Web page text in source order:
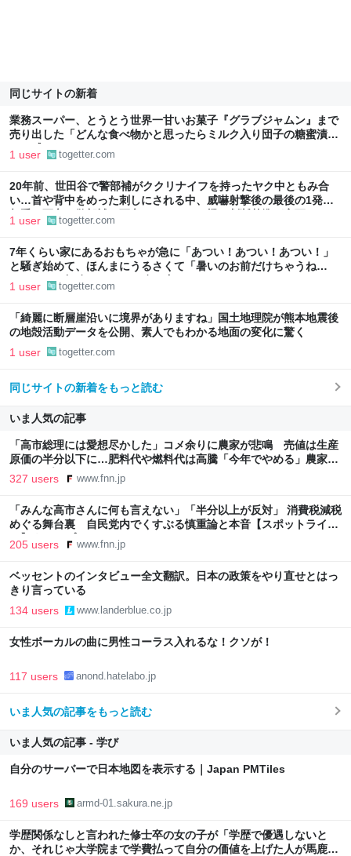
同じサイトの新着
業務スーパー、とうとう世界一甘いお菓子『グラブジャムン』まで
売り出した「どんな食べ物かと思ったらミルク入り団子の糖蜜漬け
って感じなのか…」
1 user togetter.com
20年前、世田谷で警部補がククリナイフを持ったヤク中ともみ合
い…首や背中をめった刺しにされる中、威嚇射撃後の最後の1発で
相手は死亡、警部補も死亡した→これを機に判断基準が変更
1 user togetter.com
7年くらい家にあるおもちゃが急に「あつい！あつい！あつい！」
と騒ぎ始めて、ほんまにうるさくて「暑いのお前だけちゃうね
ん！」って怒鳴ってみたら鳴り止んだ
1 user togetter.com
「綺麗に断層崖沿いに境界がありますね」国土地理院が熊本地震後
の地殻活動データを公開、素人でもわかる地面の変化に驚く
1 user togetter.com
同じサイトの新着をもっと読む
いま人気の記事
「高市総理には愛想尽かした」コメ余りに農家が悲鳴 売値は生産
原価の半分以下に…肥料代や燃料代は高騰「今年でやめる」農家も
｜FNNプライムオンライン
327 users www.fnn.jp
「みんな高市さんに何も言えない」「半分以上が反対」 消費税減税
めぐる舞台裏 自民党内でくすぶる慎重論と本音【スポットライ
ト】｜FNNプライムオンライン
205 users www.fnn.jp
ベッセントのインタビュー全文翻訳。日本の政策をやり直せとはっ
きり言っている
134 users www.landerblue.co.jp
女性ボーカルの曲に男性コーラス入れるな！クソが！
117 users anond.hatelabo.jp
いま人気の記事をもっと読む
いま人気の記事 - 学び
自分のサーバーで日本地図を表示する｜Japan PMTiles
169 users armd-01.sakura.ne.jp
学歴関係なしと言われた修士卒の女の子が「学歴で優遇しないと
か、それじゃ大学院まで学費払って自分の価値を上げた人が馬鹿じ